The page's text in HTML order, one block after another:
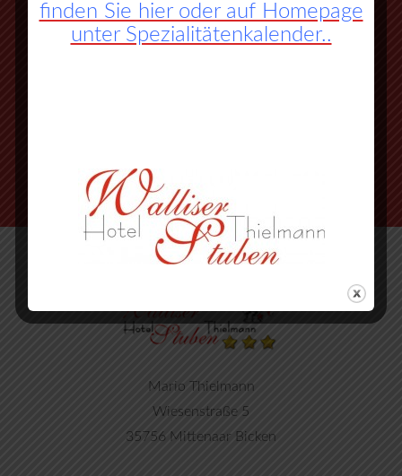
vorbei an Herbornseelbach und
Ballersbach nach Mittenaar Bicken
Mario Thielmann
Wiesenstraße 5
35756 Mittenaar Bicken
finden Sie hier oder auf Homepage
unter Spezialitätenkalender..